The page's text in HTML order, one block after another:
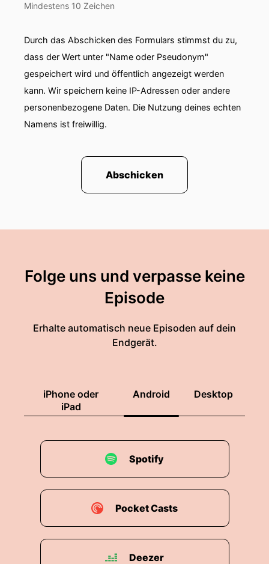
Mindestens 10 Zeichen
Durch das Abschicken des Formulars stimmst du zu,
dass der Wert unter "Name oder Pseudonym"
gespeichert wird und öffentlich angezeigt werden
kann. Wir speichern keine IP-Adressen oder andere
personenbezogene Daten. Die Nutzung deines echten
Namens ist freiwillig.
Abschicken
Folge uns und verpasse keine
Episode
Erhalte automatisch neue Episoden auf dein
Endgerät.
iPhone oder
iPad
Android Desktop
Spotify
Pocket Casts
Deezer